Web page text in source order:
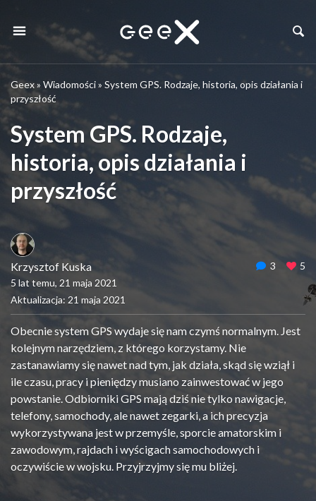
Geex» Wiadomości» System GPS. Rodzaje, historia, opis działania i
przyszłość
System GPS. Rodzaje,
historia, opis działania i
przyszłość
Krzysztof Kuska
5 lat temu, 21 maja 2021
Aktualizacja: 21 maja 2021
3 5
Obecnie system GPS wydaje się nam czymś normalnym. Jest
kolejnym narzędziem, z którego korzystamy. Nie
zastanawiamy się nawet nad tym, jak działa, skąd się wziął i
ile czasu, pracy i pieniędzy musiano zainwestować w jego
powstanie. Odbiorniki GPS mają dziś nie tylko nawigacje,
telefony, samochody, ale nawet zegarki, a ich precyzja
wykorzystywana jest w przemyśle, sporcie amatorskim i
zawodowym, rajdach i wyścigach samochodowych i
oczywiście w wojsku. Przyjrzyjmy się mu bliżej.